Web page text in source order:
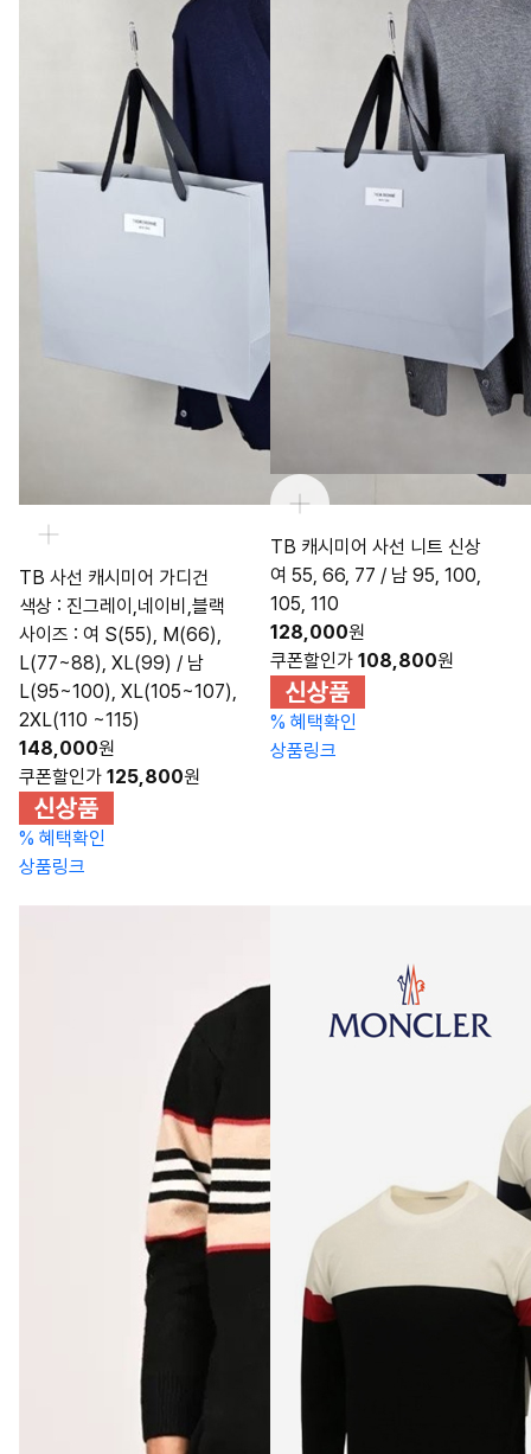
TB 사선 캐시미어 가디건
색상 : 진그레이,네이비,블랙
사이즈 : 여 S(55), M(66),
L(77~88), XL(99) / 남
L(95~100), XL(105~107),
2XL(110 ~115)
148,000원
쿠폰할인가 125,800원
% 혜택확인
상품링크
TB 캐시미어 사선 니트 신상
여 55, 66, 77 / 남 95, 100,
105, 110
128,000원
쿠폰할인가 108,800원
% 혜택확인
상품링크